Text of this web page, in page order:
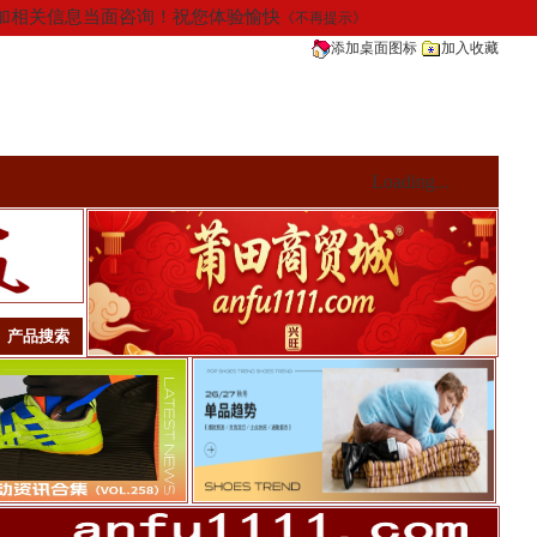
相关信息当面咨询！祝您体验愉快 《不再提示》
添加桌面图标
加入收藏
Loading...